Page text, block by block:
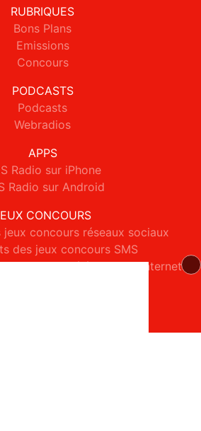
RUBRIQUES
Bons Plans
Emissions
Concours
PODCASTS
Podcasts
Webradios
APPS
Radio sur iPhone
Radio sur Android
CONCOURS
jeux concours réseaux sociaux
des jeux concours SMS
concours téléphone et internet